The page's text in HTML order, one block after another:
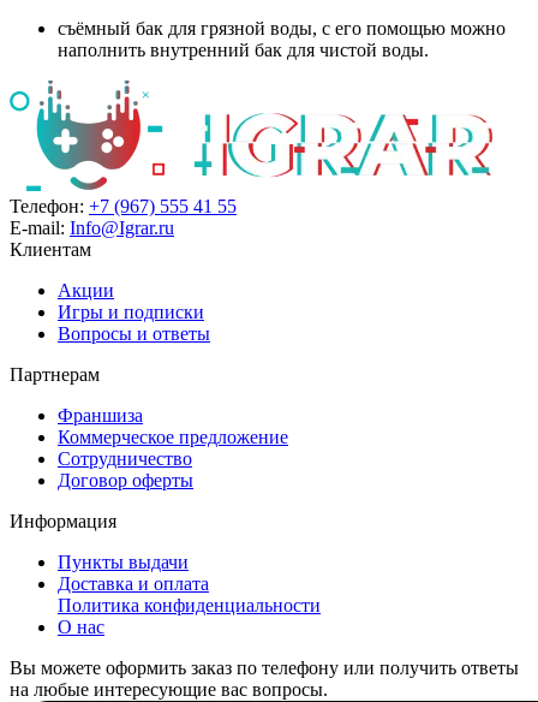
съёмный бак для грязной воды, с его помощью можно
наполнить внутренний бак для чистой воды.
Телефон: +7 (967) 555 41 55
E-mail: Info@Igrar.ru
Клиентам
Акции
Игры и подписки
Вопросы и ответы
Партнерам
Франшиза
Коммерческое предложение
Сотрудничество
Договор оферты
Информация
Пункты выдачи
Доставка и оплата
Политика конфиденциальности
О нас
Вы можете оформить заказ по телефону или получить ответы
на любые интересующие вас вопросы.